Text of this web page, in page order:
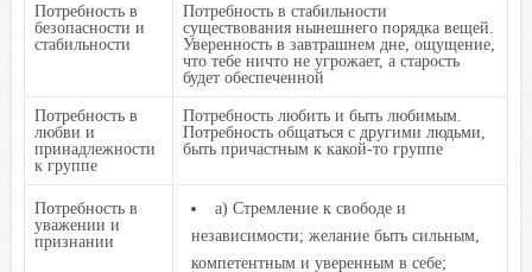
Потребность в
безопасности и
стабильности
Потребность в стабильности
существования нынешнего порядка вещей.
Уверенность в завтрашнем дне, ощущение,
что тебе ничто не угрожает, а старость
будет обеспеченной
Потребность в
любви и
принадлежности
к группе
Потребность любить и быть любимым.
Потребность общаться с другими людьми,
быть причастным к какой-то группе
Потребность в
уважении и
признании
а) Стремление к свободе и
независимости; желание быть сильным,
компетентным и уверенным в себе;